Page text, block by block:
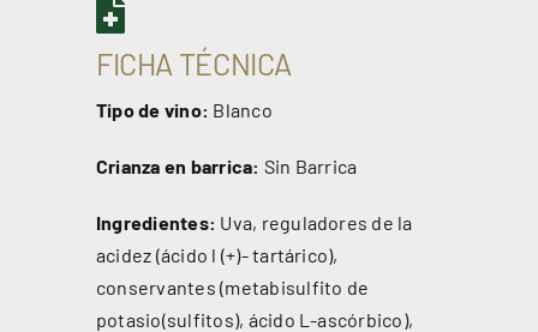
FICHA TÉCNICA
Tipo de vino: Blanco
Crianza en barrica: Sin Barrica
Ingredientes: Uva, reguladores de la
acidez (ácido l (+)- tartárico),
conservantes (metabisulfito de
potasio(sulfitos), ácido L-ascórbico),